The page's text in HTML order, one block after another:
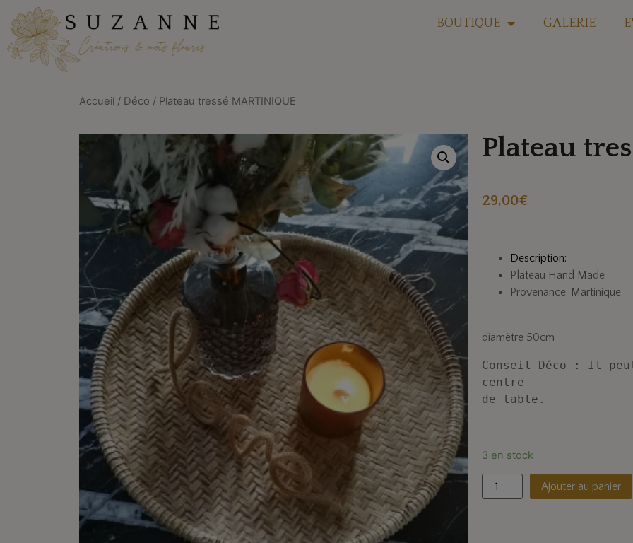
BOUTIQUE GALERIE
Accueil / Déco / Plateau tressé MARTINIQUE
Plateau
29,00€
Description:
Plateau Hand Made
Provenance: Martinique
diamètre 50cm
Conseil Déco : Il
centre
de table.
3 en stock
Ajouter au panier